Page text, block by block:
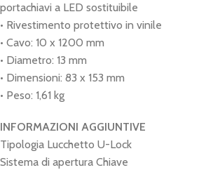
portachiavi a LED sostituibile
• Rivestimento protettivo in vinile
• Cavo: 10 x 1200 mm
• Diametro: 13 mm
• Dimensioni: 83 x 153 mm
• Peso: 1,61 kg
INFORMAZIONI AGGIUNTIVE
Tipologia Lucchetto U-Lock
Sistema di apertura Chiave